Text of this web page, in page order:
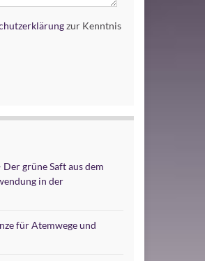
zur Kenntnis
grüne Saft aus dem
in der
für Atemwege und